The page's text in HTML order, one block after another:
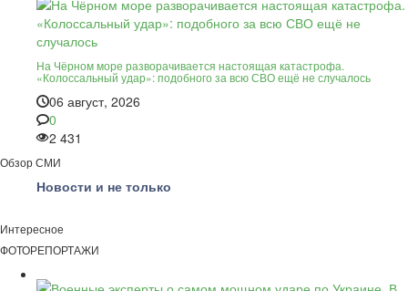
На Чёрном море разворачивается настоящая катастрофа.
«Колоссальный удар»: подобного за всю СВО ещё не случалось
06 август, 2026
0
2 431
Обзор СМИ
Новости и не только
Интересное
ФОТОРЕПОРТАЖИ